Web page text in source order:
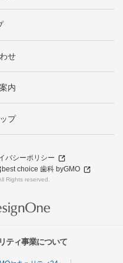
せ
内
プ
バシーポリシー
best choice 歯科 byGMO
Rights reserved.
ティ事業について